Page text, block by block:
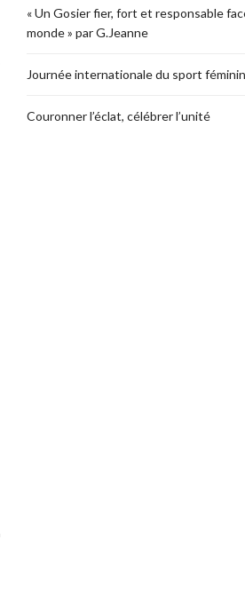
« Un Gosier fier, fort et responsable
monde » par G.Jeanne
Journée internationale du sport féminin
Couronner l’éclat, célébrer l’unité